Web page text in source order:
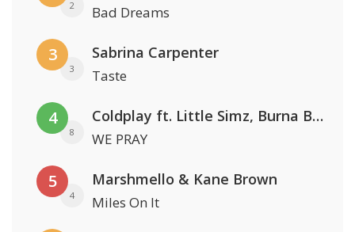
2 Bad Dreams
3
3
Sabrina Carpenter
Taste
4
8
Coldplay ft. Little Simz, Burna Boy, Elyanna & Tini
WE PRAY
5
4
Marshmello & Kane Brown
Miles On It